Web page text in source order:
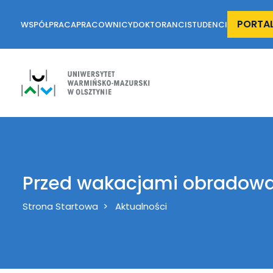
WSPÓŁPRACAPRACOWNICYDOKTORANCISTUDENCI
Przed wakacjami
Breadcrumb
Strona Startowa Aktualności